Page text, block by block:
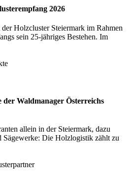
2026
Holzcluster Steiermark im Rahmen
sein 25-jähriges Bestehen. Im
Waldmanager Österreichs
allein in der Steiermark, dazu
Sägewerke: Die Holzlogistik zählt zu